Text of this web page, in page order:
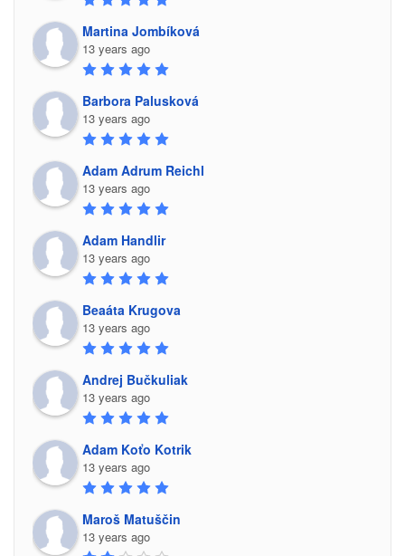
Martina Jombíková
13 years ago
Barbora Palusková
13 years ago
Adam Adrum Reichl
13 years ago
Adam Handlir
13 years ago
Beaáta Krugova
13 years ago
Andrej Bučkuliak
13 years ago
Adam Koťo Kotrik
13 years ago
Maroš Matuščin
13 years ago